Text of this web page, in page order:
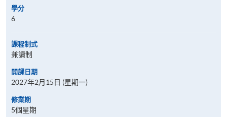
學分
6
課程制式
兼讀制
開課日期
2027年2月15日 (星期一)
修業期
5個星期